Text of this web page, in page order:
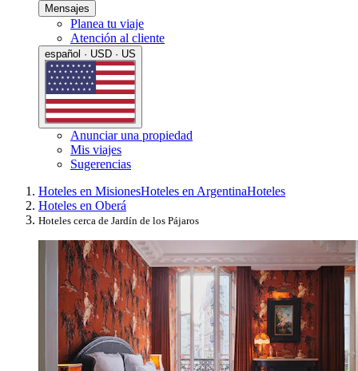
Mensajes
Planea tu viaje
Atención al cliente
español · USD · US
Anunciar una propiedad
Mis viajes
Sugerencias
Hoteles en MisionesHoteles en ArgentinaHoteles
Hoteles en Oberá
Hoteles cerca de Jardín de los Pájaros